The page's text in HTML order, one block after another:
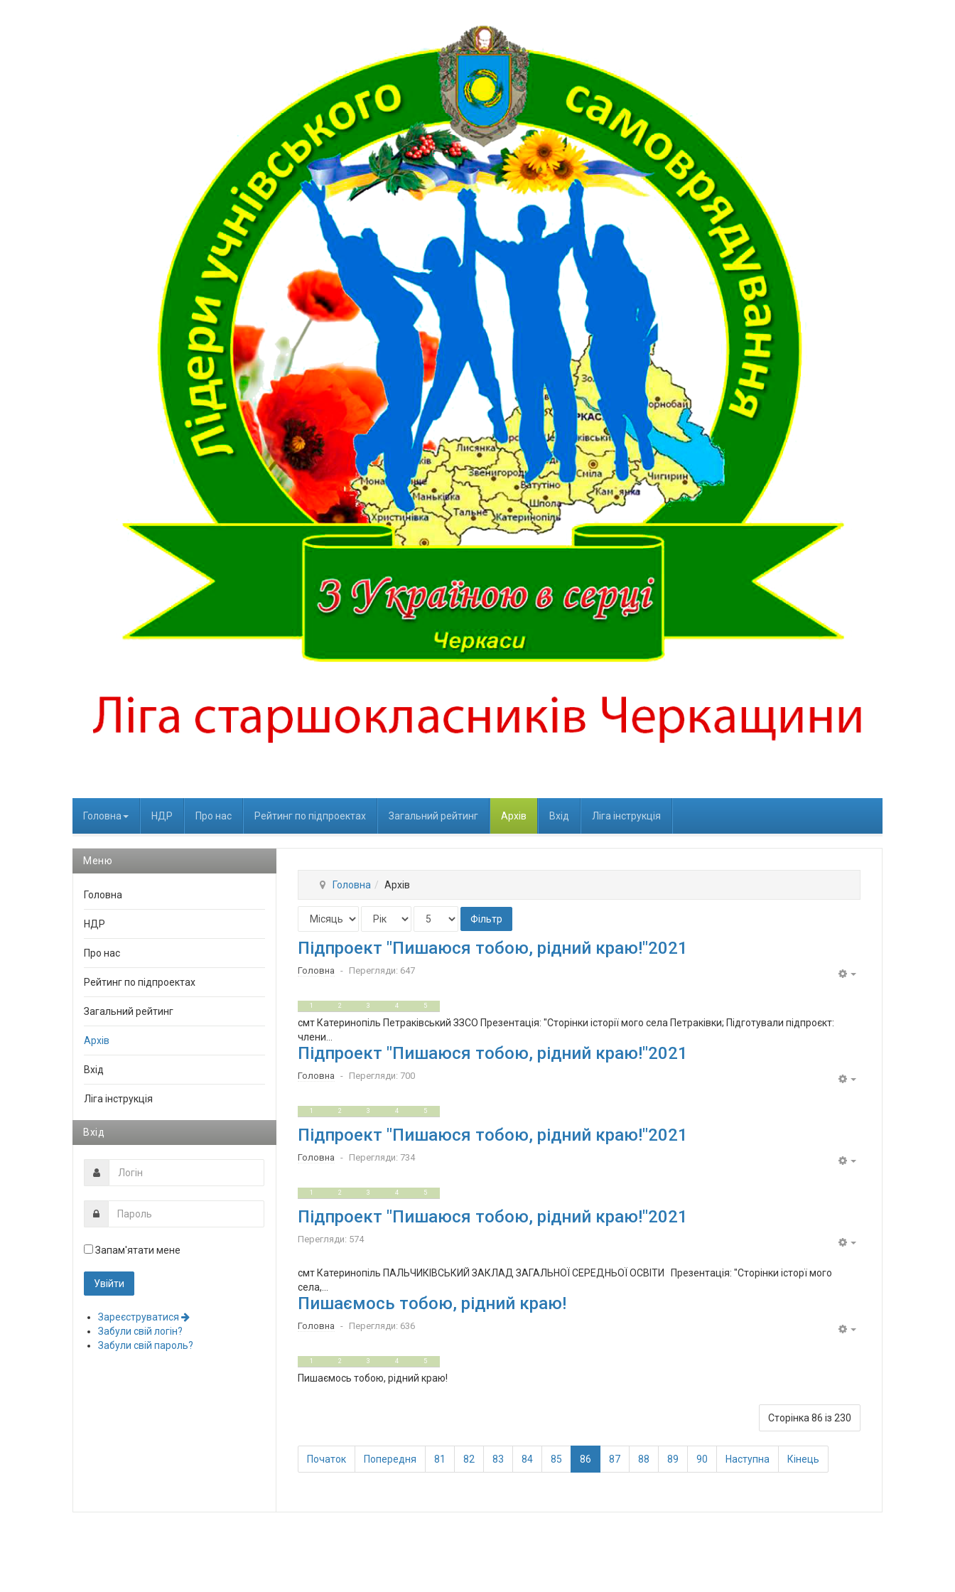
Головна НДР Про нас Рейтинг по підпроектах Загальний рейтинг Архів Вхід Ліга інструкція
Головна Архів
Фільтр
Підпроект "Пишаюся тобою, рідний краю!"2021
Головна Перегляди: 647
1 2 3 4 5
смт Катеринопіль Петраківський ЗЗСО Презентація: "Сторінки історії мого села Петраківки; Підготували підпроєкт:
члени...
Підпроект "Пишаюся тобою, рідний краю!"2021
Головна Перегляди: 700
1 2 3 4 5
Підпроект "Пишаюся тобою, рідний краю!"2021
Головна Перегляди: 734
1 2 3 4 5
Підпроект "Пишаюся тобою, рідний краю!"2021
Перегляди: 574
смт Катеринопіль ПАЛЬЧИКІВСЬКИЙ ЗАКЛАД ЗАГАЛЬНОЇ СЕРЕДНЬОЇ ОСВІТИ Презентація: "Сторінки історї мого
села,...
Пишаємось тобою, рідний краю!
Головна Перегляди: 636
1 2 3 4 5
Пишаємось тобою, рідний краю!
Сторінка 86 із 230
Початок Попередня 81 82 83 84 85 86 87 88 89 90 Наступна Кінець
Меню
Головна
НДР
Про нас
Рейтинг по підпроектах
Загальний рейтинг
Архів
Вхід
Ліга інструкція
Вхід
Запам'ятати мене
Зареєструватися
Забули свій логін?
Забули свій пароль?